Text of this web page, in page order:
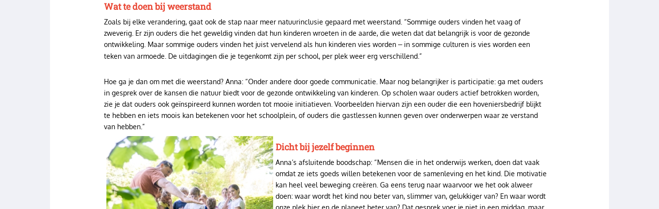
Wat te doen bij weerstand
Zoals bij elke verandering, gaat ook de stap naar meer natuurinclusie gepaard met weerstand. “Sommige ouders vinden het vaag of
zweverig. Er zijn ouders die het geweldig vinden dat hun kinderen wroeten in de aarde, die weten dat dat belangrijk is voor de gezonde
ontwikkeling. Maar sommige ouders vinden het juist vervelend als hun kinderen vies worden –in sommige culturen is vies worden een
teken van armoede. De uitdagingen die je tegenkomt zijn per school, per plek weer erg verschillend.”
Hoe ga je dan om met die weerstand? Anna: “Onder andere door goede communicatie. Maar nog belangrijker is participatie: ga met ouders
in gesprek over de kansen die natuur biedt voor de gezonde ontwikkeling van kinderen. Op scholen waar ouders actief betrokken worden,
zie je dat ouders ook geïnspireerd kunnen worden tot mooie initiatieven. Voorbeelden hiervan zijn een ouder die een hoveniersbedrijf blijkt
te hebben en iets moois kan betekenen voor het schoolplein, of ouders die gastlessen kunnen geven over onderwerpen waar ze verstand
van hebben.”
Image
Dicht bij jezelf beginnen
Anna’s afsluitende boodschap: “Mensen die in het onderwijs werken, doen dat vaak
omdat ze iets goeds willen betekenen voor de samenleving en het kind. Die motivatie
kan heel veel beweging creëren. Ga eens terug naar waarvoor we het ook alweer
doen: waar wordt het kind nou beter van, slimmer van, gelukkiger van? En waar wordt
onze plek hier en de planeet beter van? Dat gesprek voer je niet in een middag, maar